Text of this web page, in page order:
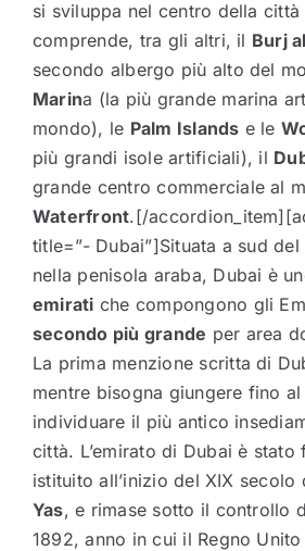
si sviluppa nel centro della città
comprende, tra gli altri, il Burj
secondo albergo più alto del
Marina (la più grande marina
mondo), le Palm Islands e le
più grandi isole artificiali), il
grande centro commerciale al
Waterfront.[/
title=”- Dubai”]Situata a sud
nella penisola araba, Dubai è
emirati che compongono gli
secondo più grande per area
La prima menzione scritta di
mentre bisogna giungere fino al
individuare il più antico
città. L’emirato di Dubai è stato
istituito all’inizio del XIX secolo
Yas, e rimase sotto il controllo
1892, anno in cui il Regno Unito